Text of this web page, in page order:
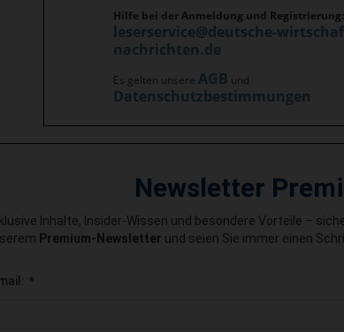
Hilfe bei der Anmeldung und Registrierung:
leserservice@deutsche-
nachrichten.de
Es gelten unsere AGB und
Datenschutzbestimmungen
Newsletter
Inhalte, Insider-Wissen und besondere Vorteile –
Premium-Newsletter und seien Sie immer einen
*